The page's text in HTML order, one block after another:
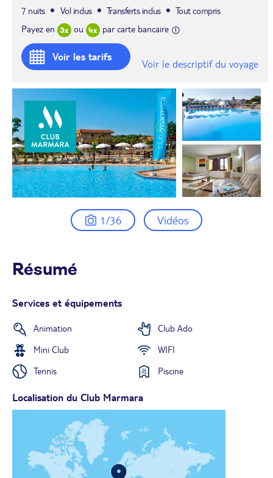
7 nuits
Vol inclus Transferts inclus
Tout compris
Payez en
ou par carte bancaire
Voir les tarifs
Voir le descriptif du voyage
1/36 Vidéos
Résumé
Services et équipements
Animation
Club Ado
Mini Club
WIFI
Tennis
Piscine
Localisation du Club Marmara